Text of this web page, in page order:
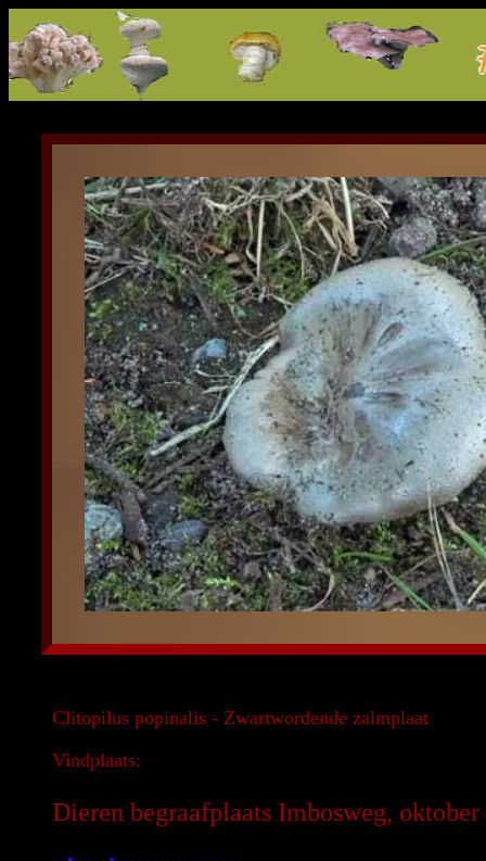
Clitopilus popinalis - Zwartwordende zalmplaat
Vindplaats:
Dieren begraafplaats Imbosweg, oktober